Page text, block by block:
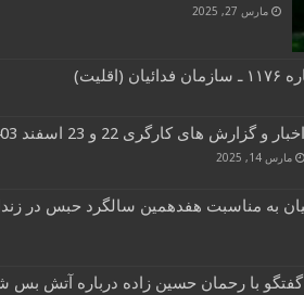
مارس 27, 2025
اخبار و گزارش های کارگری 22 و 23 اسفند 1403
مارس 14, 2025
به مناسبت هفدهمین سالگرد حبس در
گفتگو با رحمان حسین زاده درباره آتش